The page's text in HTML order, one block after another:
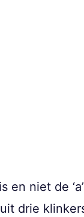
is en niet de
drie